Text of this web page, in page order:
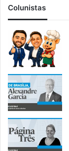
Colunistas